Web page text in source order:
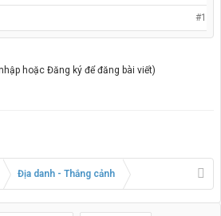
#1
hoặc Đăng ký để đăng bài viết)
Địa danh - Thắng cảnh